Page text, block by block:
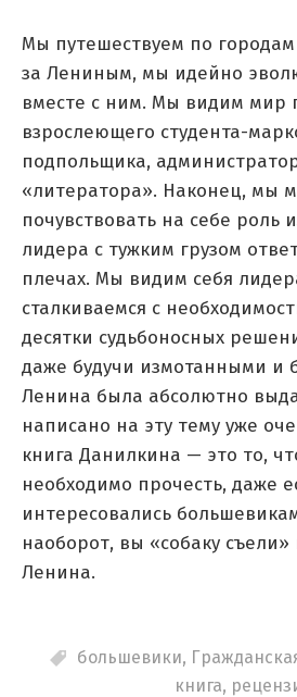
Мы путешествуем по
за Лениным, мы идейно
вместе с ним. Мы видим мир
взрослеющего студента-
подпольщика,
«литератора». Наконец, мы
почувствовать на себе роль
лидера с тужким грузом
плечах. Мы видим себя
сталкиваемся с
десятки судьбоносных
даже будучи измотанными и
Ленина была абсолютно
написано на эту тему уже
книга Данилкина — это то,
необходимо прочесть, даже
интересовались
наоборот, вы «собаку
Ленина.
большевики,
книга,